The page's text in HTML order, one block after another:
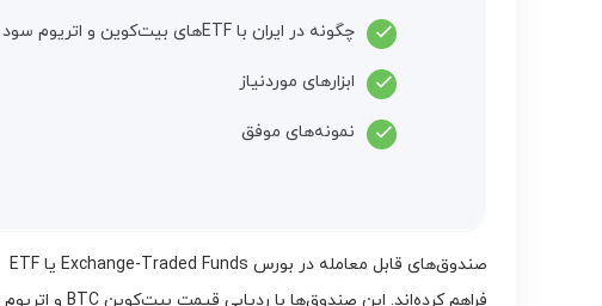
چگونه در ایران با ETFهای بیت‌کوین و اتریوم سود کنیم
ابزارهای موردنیاز
نمونه‌های موفق